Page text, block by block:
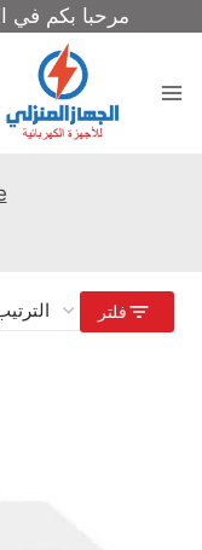
مرحبا بكم في
فلتر